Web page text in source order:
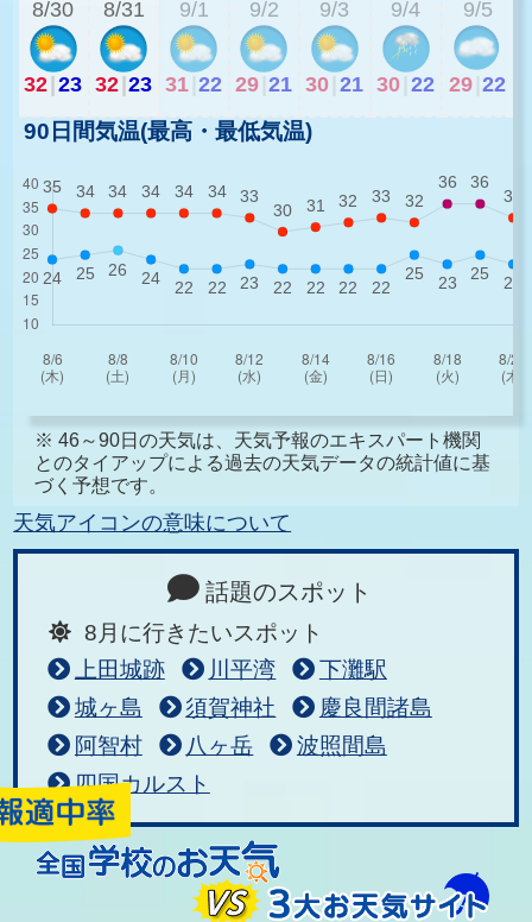
8/30
32|23
8/31
32|23
9/1
31 22
9/2
29 21
9/3
30 21
9/4
30 22
9/5
29 22
90日間気温(最高・最低気温)
※ 46～90日の天気は、天気予報のエキスパート機関
とのタイアップによる過去の天気データの統計値に基
づく予想です。
天気アイコンの意味について
話題のスポット
8月に行きたいスポット
上田城跡
川平湾
下灘駅
城ヶ島
須賀神社
慶良間諸島
阿智村
八ヶ岳
波照間島
四国カルスト